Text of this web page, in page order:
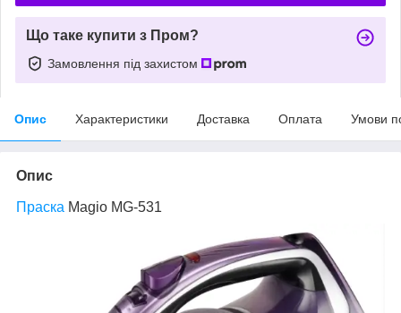
Що таке купити з Пром?
Замовлення під захистом
Опис Характеристики Доставка Оплата Умови
Опис
Праска Magio MG-531